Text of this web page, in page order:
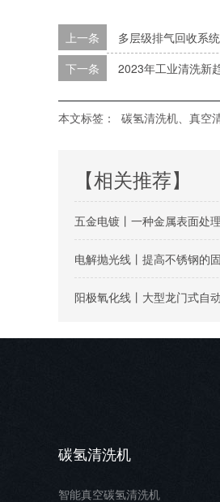
上一条
多层级排气回收系
下一条 2023年工业清洗新
本文标签： 碳氢清洗机、真空
【相关推荐】
五金电镀丨一种金属表面处
电解抛光线丨提高不锈钢的
阳极氧化线丨大型龙门式自
碳氢清洗机
智能真空碳氢清洗机